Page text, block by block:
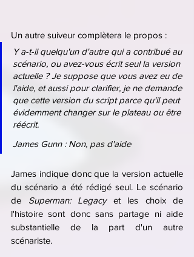
Un autre suiveur complètera le propos :
Y a-t-il quelqu'un d'autre qui a contribué au
scénario, ou avez-vous écrit seul la version
actuelle ? Je suppose que vous avez eu de
l'aide, et aussi pour clarifier, je ne demande
que cette version du script parce qu'il peut
évidemment changer sur le plateau ou être
réécrit.
James Gunn : Non, pas d'aide
James indique donc que la version actuelle
du scénario a été rédigé seul. Le scénario
de Superman: Legacy et les choix de
l'histoire sont donc sans partage ni aide
substantielle de la part d'un autre
scénariste.